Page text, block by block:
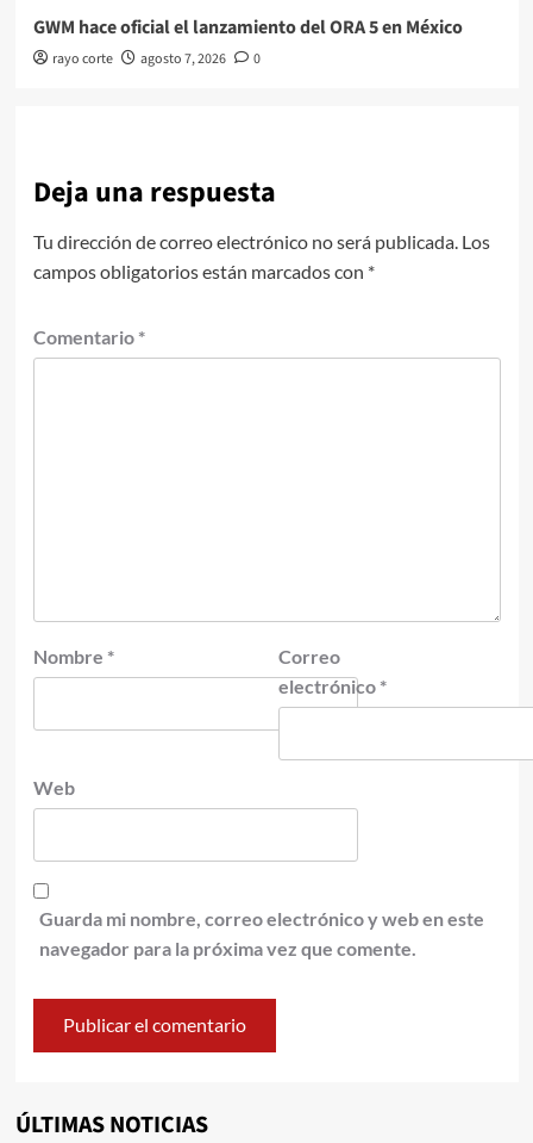
GWM hace oficial el lanzamiento del ORA 5 en México
rayo corte agosto 7, 2026 0
Deja una respuesta
Tu dirección de correo electrónico no será publicada. Los
campos obligatorios están marcados con *
Comentario *
Nombre *
Correo
electrónico *
Web
Guarda mi nombre, correo electrónico y web en este
navegador para la próxima vez que comente.
ÚLTIMAS NOTICIAS